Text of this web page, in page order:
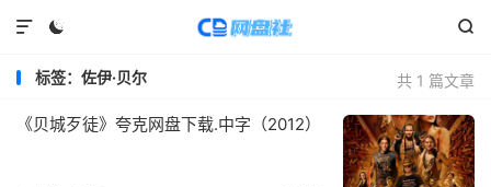
 

共 1 篇文章
标签：佐伊·贝尔
《贝城歹徒》夸克网盘下载.中字（2012）